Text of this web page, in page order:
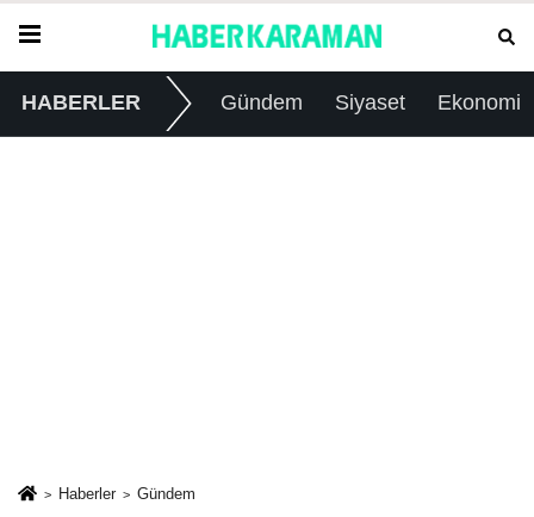
HABERLER Gündem Siyaset Ekonomi
Haberler Gündem